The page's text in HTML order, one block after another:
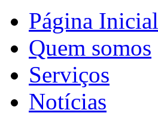
Página Inicial
Quem somos
Serviços
Notícias